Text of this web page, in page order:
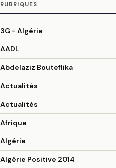
RUBRIQUES
3G - Algérie
AADL
Abdelaziz Bouteflika
Actualités
Actualités
Afrique
Algérie
Algérie Positive 2014